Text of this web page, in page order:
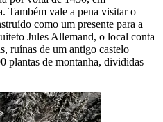
Também vale a pena visitar o
como um presente para a
Jules Allemand, o local conta
ruínas de um antigo castelo
plantas de montanha, divididas